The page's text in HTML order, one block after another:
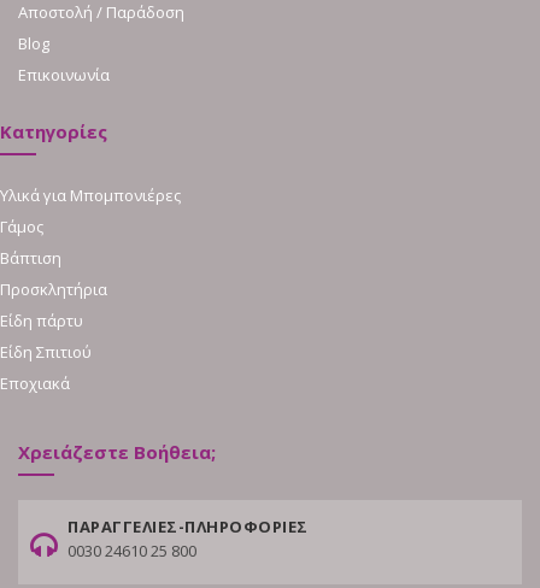
Αποστολή / Παράδοση
Blog
Επικοινωνία
Κατηγορίες
Υλικά για Μπομπονιέρες
Γάμος
Βάπτιση
Προσκλητήρια
Είδη πάρτυ
Είδη Σπιτιού
Εποχιακά
Χρειάζεστε Βοήθεια;
ΠΑΡΑΓΓΕΛΙΕΣ-ΠΛΗΡΟΦΟΡΙΕΣ
0030 24610 25 800